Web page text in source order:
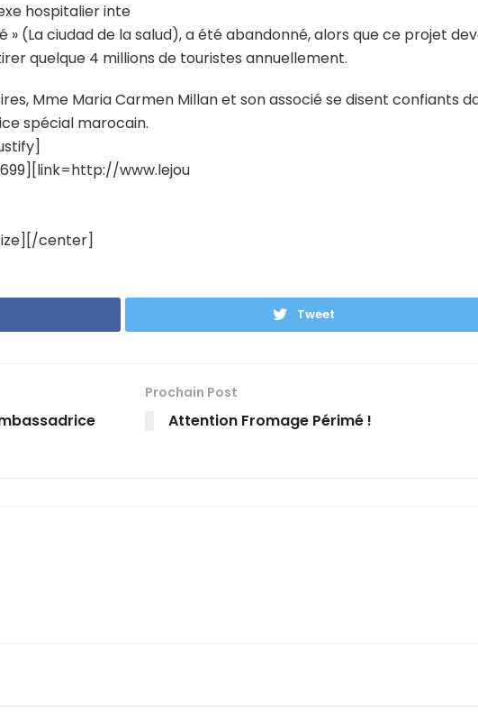
hospitalier inte
» (La ciudad de la salud), a été abandonné, alors que ce projet
quelque 4 millions de touristes annuellement.
Mme Maria Carmen Millan et son associé se disent confiants
spécial marocain.
www.lejou
center]
Tweet
Prochain Post
Attention Fromage Périmé !